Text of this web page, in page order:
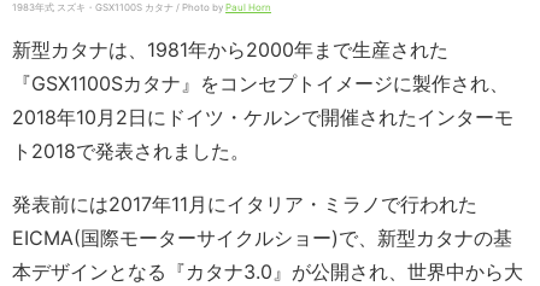
1983年式 スズキ・GSX1100S カタナ / Photo by Paul Horn
新型カタナは、1981年から2000年まで生産された
『GSX1100Sカタナ』をコンセプトイメージに製作され、
2018年10月2日にドイツ・ケルンで開催されたインターモ
ト2018で発表されました。
発表前には2017年11月にイタリア・ミラノで行われた
EICMA(国際モーターサイクルショー)で、新型カタナの基
本デザインとなる『カタナ3.0』が公開され、世界中から大